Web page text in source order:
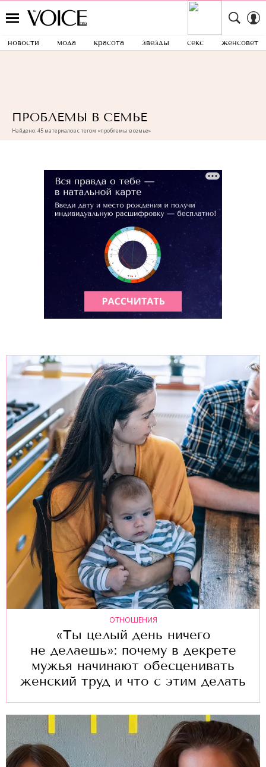
новости мода красота звезды секс женсовет
ПРОБЛЕМЫ В СЕМЬЕ
Найдено: 45 материалов с тегом «проблемы в семье»
ОТНОШЕНИЯ
«Ты целый день ничего
не делаешь»: почему в декрете
мужья начинают обесценивать
женский труд и что с этим делать